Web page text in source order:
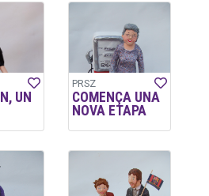
UN
PRSZ
COMENÇA UNA
NOVA ETAPA